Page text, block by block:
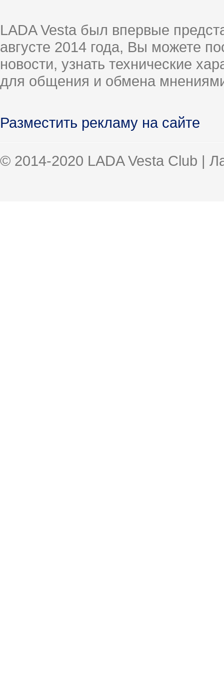
LADA Vesta был впервые
августе 2014 года, Вы можете
новости, узнать технические
для общения и обмена
Разместить рекламу на сайте
© 2014-2020 LADA Vesta Club |